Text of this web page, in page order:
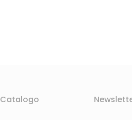
Catalogo